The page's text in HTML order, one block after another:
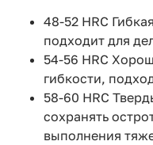
48-52 HRC
подходит для
54-56 HRC
гибкости,
58-60 HRC
сохранять
выполнения